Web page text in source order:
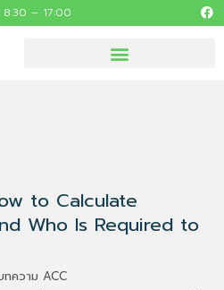
– 17:00
to Calculate
Who Is Required to
ทความ ACC